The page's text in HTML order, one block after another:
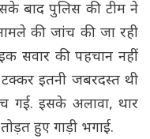
बाद पुलिस की टीम ने
की जांच की जा रही
सवार की पहचान नहीं
टक्कर इतनी जबरदस्त थी
गई. इसके अलावा, थार
हुए गाड़ी भगाई.